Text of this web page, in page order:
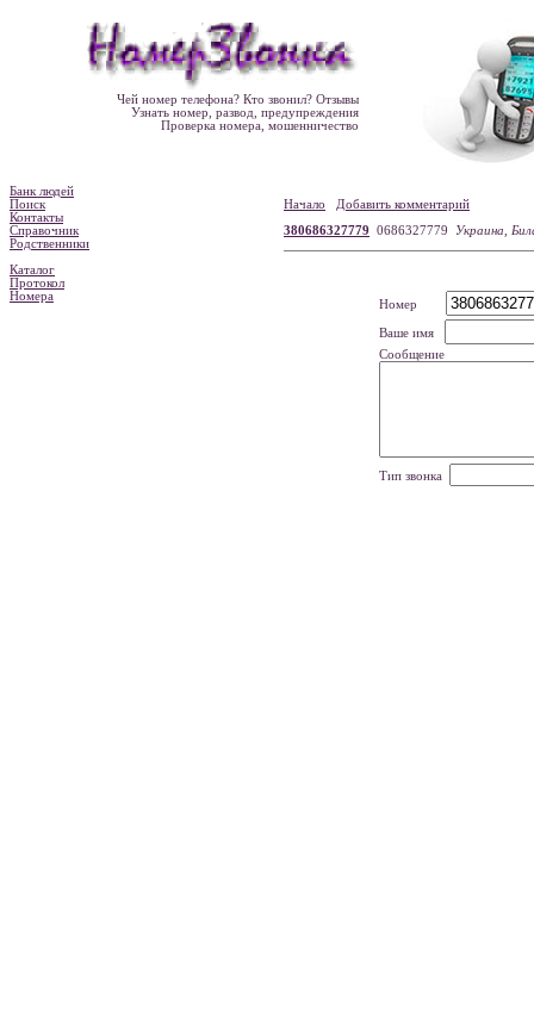
Чей номер телефона? Кто звонил? Отзывы
Узнать номер, развод, предупреждения
Проверка номера, мошенничество
Банк людей
Поиск
Контакты
Справочник
Родственники
Каталог
Протокол
Номера
Начало
Добавить комментарий
380686327779 0686327779 Украина,
Номер
Ваше имя
Сообщение
Тип звонка